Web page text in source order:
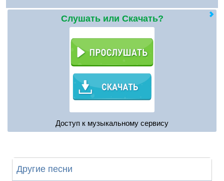
Слушать или Скачать?
Доступ к музыкальному сервису
Другие песни